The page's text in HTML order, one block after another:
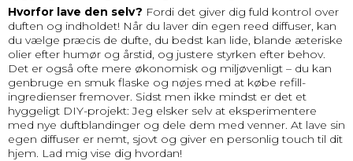
Hvorfor lave den selv? Fordi det giver dig fuld kontrol over
duften og indholdet! Når du laver din egen reed diffuser, kan
du vælge præcis de dufte, du bedst kan lide, blande æteriske
olier efter humør og årstid, og justere styrken efter behov.
Det er også ofte mere økonomisk og miljøvenligt – du kan
genbruge en smuk flaske og nøjes med at købe refill-
ingredienser fremover. Sidst men ikke mindst er det et
hyggeligt DIY-projekt: Jeg elsker selv at eksperimentere
med nye duftblandinger og dele dem med venner. At lave sin
egen diffuser er nemt, sjovt og giver en personlig touch til dit
hjem. Lad mig vise dig hvordan!